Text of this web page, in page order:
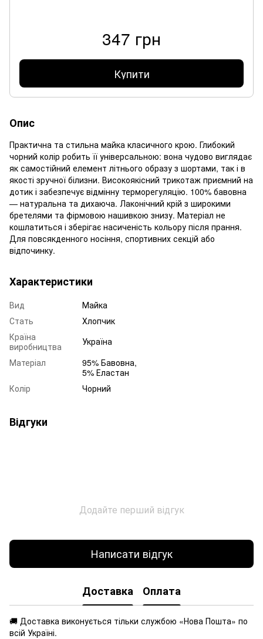
347 грн
Купити
Опис
Практична та стильна майка класичного крою. Глибокий
чорний колір робить її універсальною: вона чудово виглядає
як самостійний елемент літнього образу з шортами, так і в
якості зручної білизни. Високоякісний трикотаж приємний на
дотик і забезпечує відмінну терморегуляцію. 100% бавовна
— натуральна та дихаюча. Лаконічний крій з широкими
бретелями та фірмовою нашивкою знизу. Матеріал не
кошлатиться і зберігає насиченість кольору після прання.
Для повсякденного носіння, спортивних секцій або
відпочинку.
Характеристики
Вид
Майка
Стать
Хлопчик
Країна
виробництва
Україна
Матеріал
95% Бавовна,
5% Еластан
Колір
Чорний
Відгуки
Додайте перший відгук
Написати відгук
Доставка Оплата
🚚 Доставка виконується тільки службою «Нова Пошта» по
всій Україні.